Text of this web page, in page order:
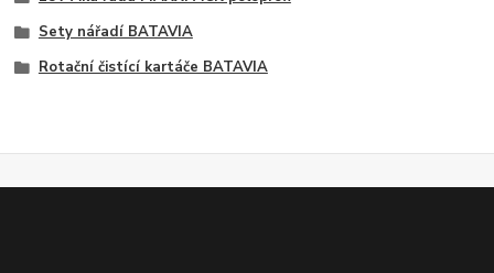
Sety nářadí BATAVIA
Rotační čistící kartáče BATAVIA